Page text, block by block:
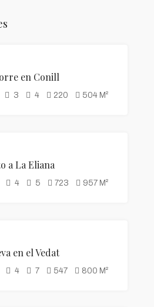
en Conill
3 4 220 504 M²
a La Eliana
4 5 723 957 M²
en el Vedat
4 7 547 800 M²